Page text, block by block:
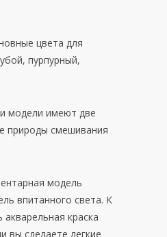
цвета для
пурпурный,
модели имеют две
природы смешивания
модель
впитанного света. К
акварельная краска
вы сделаете легкие